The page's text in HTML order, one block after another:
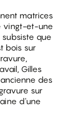
matrices
vingt-et-une
que
bois sur
Gilles
des
sur
d'une